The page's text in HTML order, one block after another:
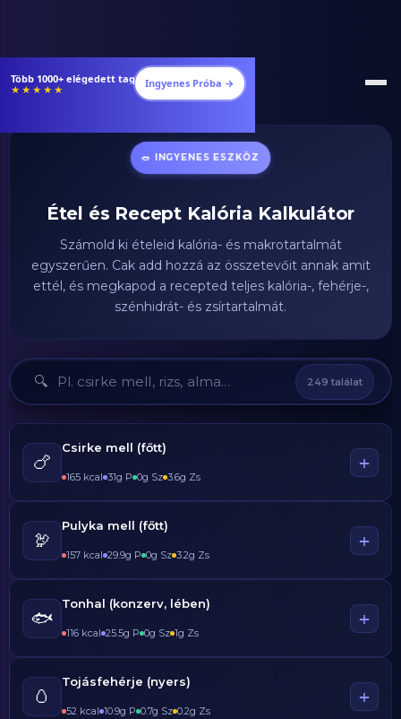
Több 1000+ elégedett tag
★★★★★ Ingyenes Próba →
🥗 INGYENES ESZKÖZ
Étel és Recept Kalória Kalkulátor
Számold ki ételeid kalória- és makrotartalmát
egyszerűen. Cak add hozzá az összetevőit annak amit
ettél, és megkapod a recepted teljes kalória-, fehérje-,
szénhidrát- és zsírtartalmát.
🔍
ÉLELMISZER KERESÉSE
249 találat
🍗
Csirke mell (főtt)
165 kcal 31g P 0g Sz 3.6g Zs
+
🦃
Pulyka mell (főtt)
157 kcal 29.9g P 0g Sz 3.2g Zs
+
🐟
Tonhal (konzerv, lében)
116 kcal 25.5g P 0g Sz 1g Zs
+
🥚
Tojásfehérje (nyers)
52 kcal 10.9g P 0.7g Sz 0.2g Zs
+